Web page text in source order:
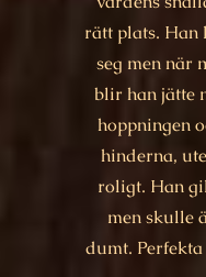
rätt plats. Han
seg men när
blir han jätte
hoppningen
hinderna,
roligt. Han
men skulle
dumt.